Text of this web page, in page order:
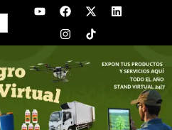
Y
o
b
e
F
a
c
e
o
o
k
X
-
t
w
t
L
i
d
n
I
n
s
t
g
r
a